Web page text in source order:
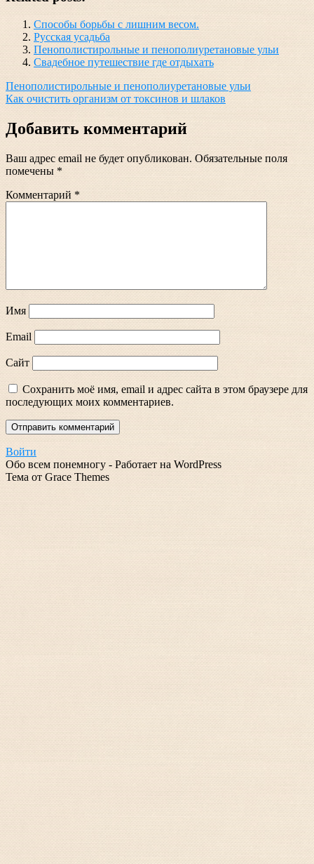
Способы борьбы с лишним весом.
Русская усадьба
Пенополистирольные и пенополиуретановые ульи
Свадебное путешествие где отдыхать
Навигация
по
записям
Пенополистирольные и пенополиуретановые ульи
Как очистить организм от токсинов и шлаков
Добавить комментарий
Ваш адрес email не будет опубликован. Обязательные поля
помечены *
Комментарий *
Имя
Email
Сайт
Сохранить моё имя, email и адрес сайта в этом браузере для
последующих моих комментариев.
Войти
Обо всем понемногу - Работает на WordPress
Тема от Grace Themes